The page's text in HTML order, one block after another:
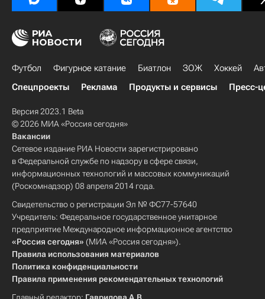
Футбол Фигурное катание Биатлон ЗОЖ Хоккей
Спецпроекты
Реклама Продукты и сервисы Пресс-
Версия 2023.1 Beta
© 2026 МИА «Россия сегодня»
Вакансии
Сетевое издание РИА Новости зарегистрировано
в Федеральной службе по надзору в сфере связи,
информационных технологий и массовых коммуникаций
(Роскомнадзор) 08 апреля 2014 года.
Свидетельство о регистрации Эл № ФС77-57640
Учредитель: Федеральное государственное унитарное
предприятие Международное информационное агентство
«Россия сегодня» (МИА «Россия сегодня»).
Правила использования материалов
Политика конфиденциальности
Правила применения рекомендательных технологий